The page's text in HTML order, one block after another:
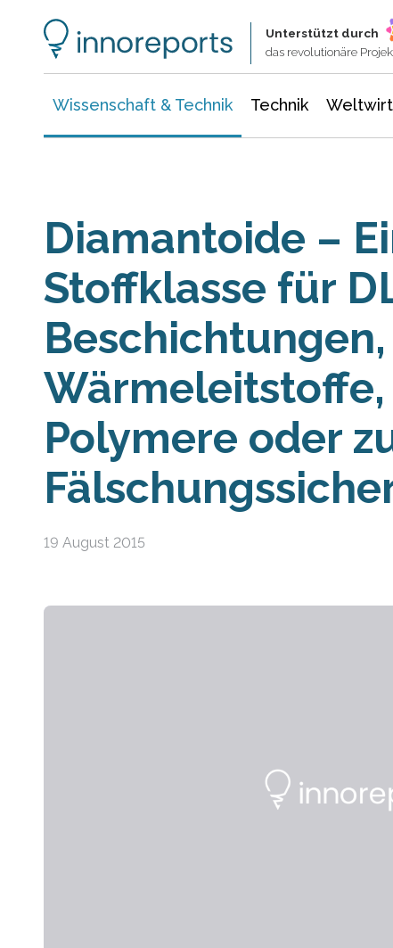
Unterstützt durch
das revolutionäre
Wissenschaft & Technik Technik
Diamantoide –
Stoffklasse für
Beschichtungen,
Polymere oder
19 August 2015